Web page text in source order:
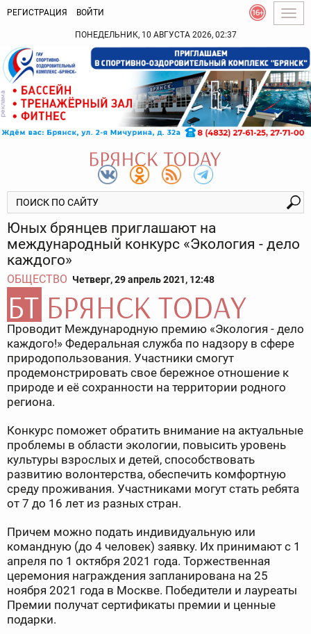
РЕГИСТРАЦИЯ ВОЙТИ
ПОНЕДЕЛЬНИК, 10 АВГУСТА 2026, 02:37
Юных брянцев приглашают на
международный конкурс «Экология - дело
каждого»
ОБЩЕСТВО Четверг, 29 апрель 2021, 12:48
Проводит Международную премию «Экология - дело
каждого!» Федеральная служба по надзору в сфере
природопользования. Участники смогут
продемонстрировать свое бережное отношение к
природе и её сохранности на территории родного
региона.
Конкурс поможет обратить внимание на актуальные
проблемы в области экологии, повысить уровень
культуры взрослых и детей, способствовать
развитию волонтерства, обеспечить комфортную
среду проживания. Участниками могут стать ребята
от 7 до 16 лет из разных стран.
Причем можно подать индивидуальную или
командную (до 4 человек) заявку. Их принимают с 1
апреля по 1 октября 2021 года. Торжественная
церемония награждения запланирована на 25
ноября 2021 года в Москве. Победители и лауреаты
Премии получат сертификаты премии и ценные
подарки.